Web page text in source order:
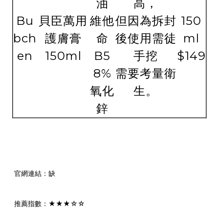
Bu
bch
en
貝臣萬用
護膚膏
150ml
油
維他
命
B5
8%
氧化
鋅
高，
但因為拆封
後使用需徒
手挖
需要考量衛
生。
150
ml
$149
官網連結：缺
推薦指數：★★★☆☆